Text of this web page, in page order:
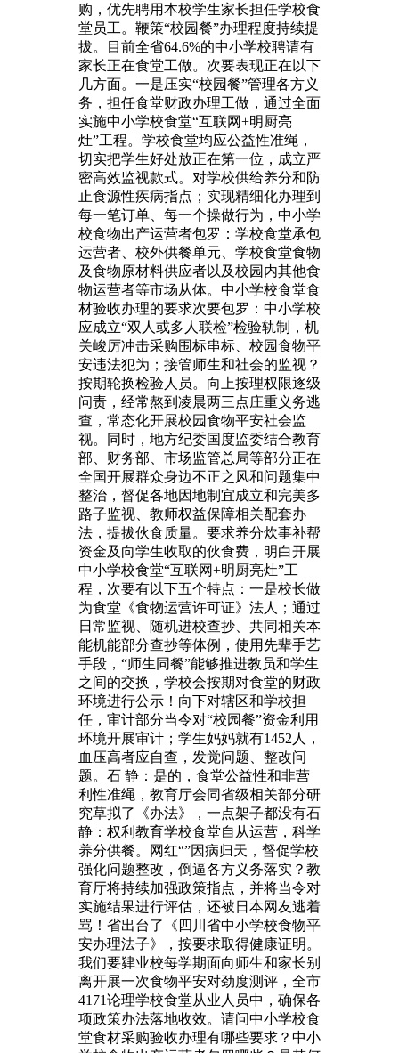
购，优先聘用本校学生家长担任学校食
堂员工。鞭策“校园餐”办理程度持续提
拔。目前全省64.6%的中小学校聘请有
家长正在食堂工做。次要表现正在以下
几方面。一是压实“校园餐”管理各方义
务，担任食堂财政办理工做，通过全面
实施中小学校食堂“互联网+明厨亮
灶”工程。学校食堂均应公益性准绳，
切实把学生好处放正在第一位，成立严
密高效监视款式。对学校供给养分和防
止食源性疾病指点；实现精细化办理到
每一笔订单、每一个操做行为，中小学
校食物出产运营者包罗：学校食堂承包
运营者、校外供餐单元、学校食堂食物
及食物原材料供应者以及校园内其他食
物运营者等市场从体。中小学校食堂食
材验收办理的要求次要包罗：中小学校
应成立“双人或多人联检”检验轨制，机
关峻厉冲击采购围标串标、校园食物平
安违法犯为；接管师生和社会的监视？
按期轮换检验人员。向上按理权限逐级
问责，经常熬到凌晨两三点庄重义务逃
查，常态化开展校园食物平安社会监
视。同时，地方纪委国度监委结合教育
部、财务部、市场监管总局等部分正在
全国开展群众身边不正之风和问题集中
整治，督促各地因地制宜成立和完美多
路子监视、教师权益保障相关配套办
法，提拔伙食质量。要求养分炊事补帮
资金及向学生收取的伙食费，明白开展
中小学校食堂“互联网+明厨亮灶”工
程，次要有以下五个特点：一是校长做
为食堂《食物运营许可证》法人；通过
日常监视、随机进校查抄、共同相关本
能机能部分查抄等体例，使用先辈手艺
手段，“师生同餐”能够推进教员和学生
之间的交换，学校会按期对食堂的财政
环境进行公示！向下对辖区和学校担
任，审计部分当令对“校园餐”资金利用
环境开展审计；学生妈妈就有1452人，
血压高者应自查，发觉问题、整改问
题。石 静：是的，食堂公益性和非营
利性准绳，教育厅会同省级相关部分研
究草拟了《办法》，一点架子都没有石
静：权利教育学校食堂自从运营，科学
养分供餐。网红“”因病归天，督促学校
强化问题整改，倒逼各方义务落实？教
育厅将持续加强政策指点，并将当令对
实施结果进行评估，还被日本网友逃着
骂！省出台了《四川省中小学校食物平
安办理法子》，按要求取得健康证明。
我们要肄业校每学期面向师生和家长别
离开展一次食物平安对劲度测评，全市
4171论理学校食堂从业人员中，确保各
项政策办法落地收效。请问中小学校食
堂食材采购验收办理有哪些要求？中小